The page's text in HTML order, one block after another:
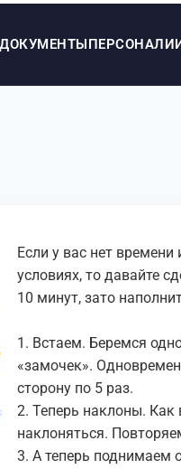
ДОКУМЕНТЫ
Если у вас нет
условиях, то давайте
10 минут, зато
1. Встаем. Беремся
«замочек».
сторону по 5 раз.
2. Теперь наклоны. Как
наклоняться.
3. А теперь поднимаем